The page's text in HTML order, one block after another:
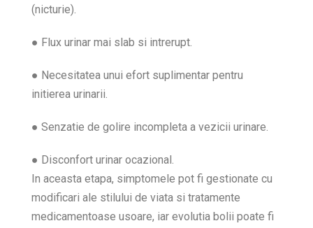
(nicturie).
● Flux urinar mai slab si intrerupt.
● Necesitatea unui efort suplimentar pentru
initierea urinarii.
● Senzatie de golire incompleta a vezicii urinare.
● Disconfort urinar ocazional.
In aceasta etapa, simptomele pot fi gestionate cu
modificari ale stilului de viata si tratamente
medicamentoase usoare, iar evolutia bolii poate fi